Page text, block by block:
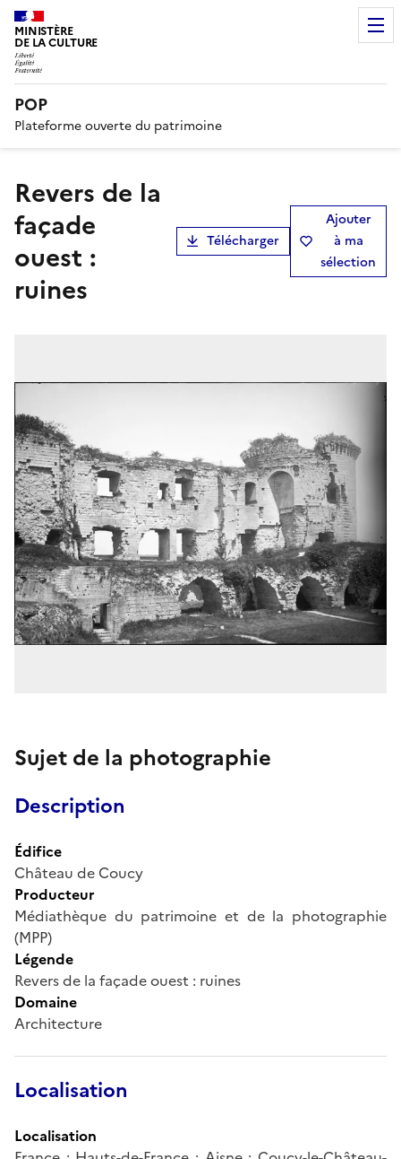
MINISTÈRE
DE LA CULTURE
POP
Plateforme ouverte du patrimoine
Revers de la
façade
ouest :
ruines
Télécharger
Ajouter
à ma
sélection
Sujet de la photographie
Description
Édifice
Château de Coucy
Producteur
Médiathèque du patrimoine et de la photographie
(MPP)
Légende
Revers de la façade ouest : ruines
Domaine
Architecture
Localisation
Localisation